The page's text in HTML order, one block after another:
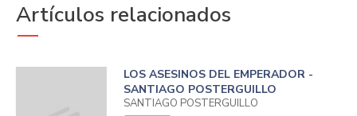
Artículos relacionados
LOS ASESINOS DEL EMPERADOR -
SANTIAGO POSTERGUILLO
SANTIAGO POSTERGUILLO